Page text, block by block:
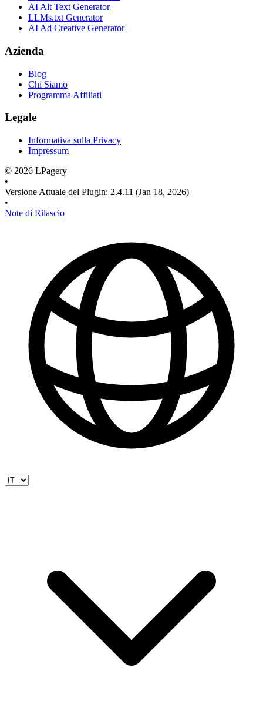
AI Alt Text Generator
LLMs.txt Generator
AI Ad Creative Generator
Azienda
Blog
Chi Siamo
Programma Affiliati
Legale
Informativa sulla Privacy
Impressum
© 2026 LPagery
•
Versione Attuale del Plugin: 2.4.11 (Jan 18, 2026)
•
Note di Rilascio